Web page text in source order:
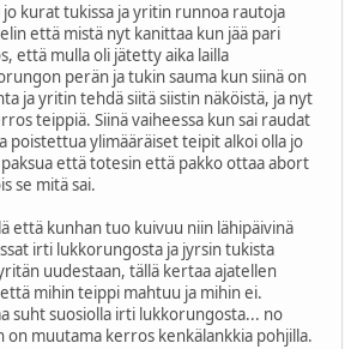
jo kurat tukissa ja yritin runnoa rautoja
että mistä nyt kanittaa kun jää pari
että mulla oli jätetty aika lailla
perän ja tukin sauma kun siinä on
ja yritin tehdä siitä siistin näköistä, ja nyt
teippiä. Siinä vaiheessa kun sai raudat
poistettua ylimääräiset teipit alkoi olla jo
että totesin että pakko ottaa abort
se mitä sai.
että kunhan tuo kuivuu niin lähipäivinä
irti lukkorungosta ja jyrsin tukista
uudestaan, tällä kertaa ajatellen
mihin teippi mahtuu ja mihin ei.
suht suosiolla irti lukkorungosta... no
on muutama kerros kenkälankkia pohjilla.